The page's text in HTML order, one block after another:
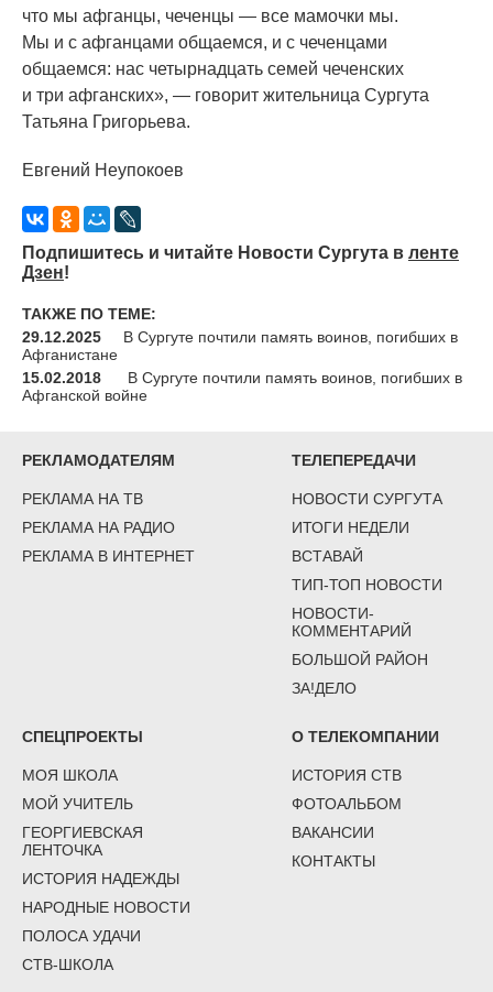
что мы афганцы, чеченцы — все мамочки мы.
Мы и с афганцами общаемся, и с чеченцами
общаемся: нас четырнадцать семей чеченских
и три афганских», — говорит жительница Сургута
Татьяна Григорьева.
Евгений Неупокоев
Подпишитесь и читайте Новости Сургута в ленте
Дзен!
ТАКЖЕ ПО ТЕМЕ:
29.12.2025
В Сургуте почтили память воинов, погибших в
Афганистане
15.02.2018
В Сургуте почтили память воинов, погибших в
Афганской войне
РЕКЛАМОДАТЕЛЯМ
РЕКЛАМА НА ТВ
РЕКЛАМА НА РАДИО
РЕКЛАМА В ИНТЕРНЕТ
ТЕЛЕПЕРЕДАЧИ
НОВОСТИ СУРГУТА
ИТОГИ НЕДЕЛИ
ВСТАВАЙ
ТИП-ТОП НОВОСТИ
НОВОСТИ-
КОММЕНТАРИЙ
БОЛЬШОЙ РАЙОН
ЗА!ДЕЛО
СПЕЦПРОЕКТЫ
МОЯ ШКОЛА
МОЙ УЧИТЕЛЬ
ГЕОРГИЕВСКАЯ
ЛЕНТОЧКА
ИСТОРИЯ НАДЕЖДЫ
НАРОДНЫЕ НОВОСТИ
ПОЛОСА УДАЧИ
СТВ-ШКОЛА
О ТЕЛЕКОМПАНИИ
ИСТОРИЯ СТВ
ФОТОАЛЬБОМ
ВАКАНСИИ
КОНТАКТЫ